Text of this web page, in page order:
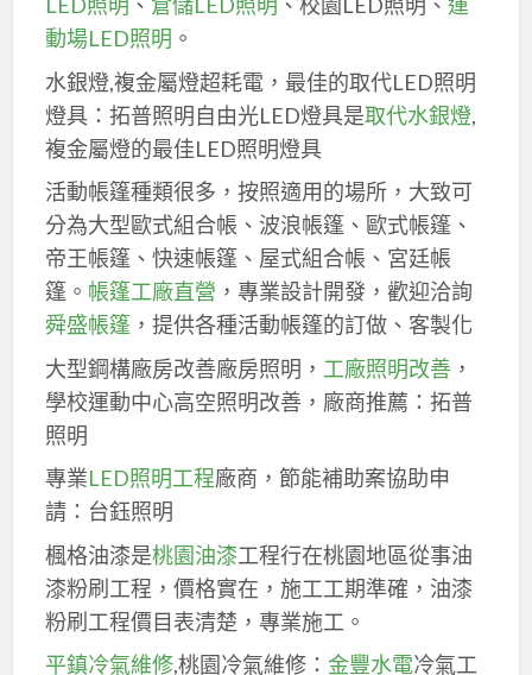
動場LED照明 。
水銀燈,複金屬燈超耗電，最佳的取代LED照明
燈具：拓普照明自由光LED燈具是取代水銀燈,
複金屬燈的最佳LED照明燈具
活動帳篷種類很多，按照適用的場所，大致可
分為大型歐式組合帳、波浪帳篷、歐式帳篷、
帝王帳篷、快速帳篷、屋式組合帳、宮廷帳
篷。 帳篷工廠直營 ，專業設計開發，歡迎洽詢
舜盛帳篷，提供各種活動帳篷的訂做、客製化
大型鋼構廠房改善廠房照明， 工廠照明改善，
學校運動中心高空照明改善，廠商推薦：拓普
照明
專業LED照明工程廠商，節能補助案協助申
請：台鈺照明
楓格油漆是桃園油漆工程行在桃園地區從事油
漆粉刷工程，價格實在，施工工期準確，油漆
粉刷工程價目表清楚，專業施工。
平鎮冷氣維修,桃園冷氣維修： 金豐水電冷氣工